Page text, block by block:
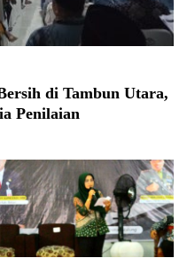
di Tambun Utara,
Penilaian